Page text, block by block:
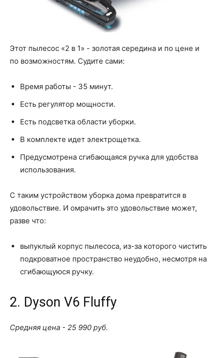
Этот пылесос «2 в 1» - золотая середина и по цене и
по возможностям. Судите сами:
Время работы - 35 минут.
Есть регулятор мощности.
Есть подсветка области уборки.
В комплекте идет электрощетка.
Предусмотрена сгибающаяся ручка для удобства
использования.
С таким устройством уборка дома превратится в
удовольствие. И омрачить это удовольствие может,
разве что:
выпуклый корпус пылесоса, из-за которого чистить
подкроватное пространство неудобно, несмотря на
сгибающуюся ручку.
2. Dyson V6 Fluffy
Средняя цена - 25 990 руб.